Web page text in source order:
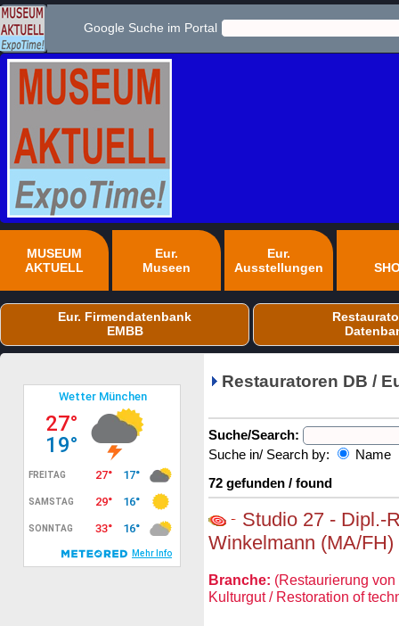
Google Suche im Portal
MUSEUM
AKTUELL
Eur.
Museen
Eur.
Ausstellungen
Eur. Firmendatenbank
EMBB
Restauratoren DB /
Suche/Search:
Suche in/ Search by:
Name
72 gefunden / found
Studio 27 - Dipl.-
Winkelmann (MA/FH)
Branche: (Restaurierung
Kulturgut / Restoration of